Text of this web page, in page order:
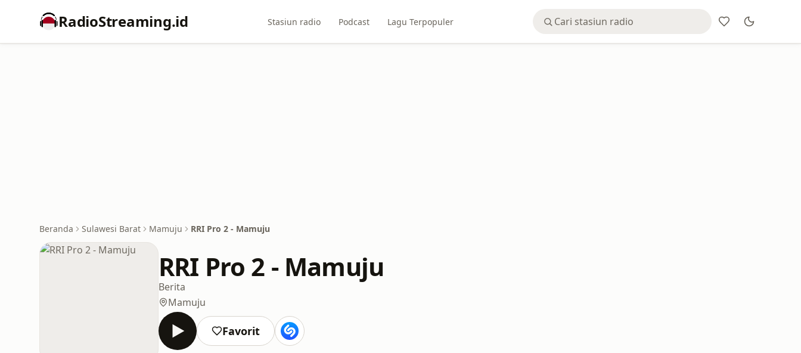
RadioStreaming.id Stasiun radio Podcast Lagu Terpopuler
Beranda Sulawesi Barat Mamuju RRI Pro 2 - Mamuju
RRI Pro 2 - Mamuju
Berita
Mamuju
Favorit